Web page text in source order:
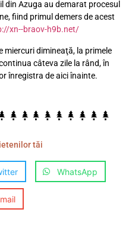
Azuga au demarat procesul
fiind primul demers de acest
xn--braov-h9b.net/
miercuri dimineaţă, la primele
câteva zile la rând, în
înregistra de aici înainte.
tăi
WhatsApp